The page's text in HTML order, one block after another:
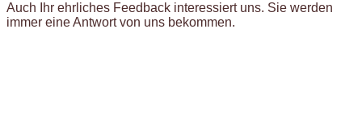
Auch Ihr ehrliches Feedback interessiert uns. Sie werden
immer eine Antwort von uns bekommen.